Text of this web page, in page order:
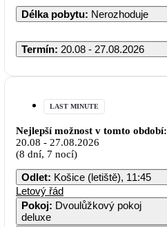
Délka pobytu: Nerozhoduje
Termín: 20.08 - 27.08.2026
LAST MINUTE
Nejlepší možnost v tomto období:
20.08 - 27.08.2026
(8 dní, 7 nocí)
Odlet: Košice (letiště), 11:45
Letový řád
Pokoj: Dvoulůžkový pokoj
deluxe